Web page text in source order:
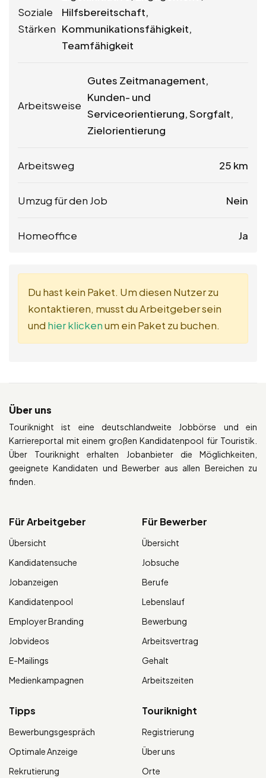
Soziale
Stärken
Hilfsbereitschaft,
Kommunikationsfähigkeit,
Teamfähigkeit
Arbeitsweise
Gutes Zeitmanagement,
Kunden- und
Serviceorientierung, Sorgfalt,
Zielorientierung
Arbeitsweg 25 km
Umzug für den Job Nein
Homeoffice Ja
Du hast kein Paket. Um diesen Nutzer zu
kontaktieren, musst du Arbeitgeber sein
und hier klickenum ein Paket zu buchen.
Über uns
Touriknight ist eine deutschlandweite Jobbörse und ein
Karriereportal mit einem großen Kandidatenpool für Touristik.
Über Touriknight erhalten Jobanbieter die Möglichkeiten,
geeignete Kandidaten und Bewerber aus allen Bereichen zu
finden.
Für Arbeitgeber
Übersicht
Kandidatensuche
Jobanzeigen
Kandidatenpool
Employer Branding
Jobvideos
E-Mailings
Medienkampagnen
Für Bewerber
Übersicht
Jobsuche
Berufe
Lebenslauf
Bewerbung
Arbeitsvertrag
Gehalt
Arbeitszeiten
Tipps
Bewerbungsgespräch
Optimale Anzeige
Rekrutierung
Touriknight
Registrierung
Über uns
Orte